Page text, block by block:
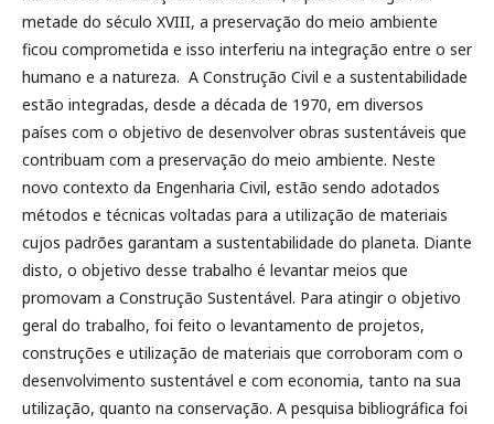
metade do século XVIII, a preservação do meio ambiente
ficou comprometida e isso interferiu na integração entre o ser
humano e a natureza. A Construção Civil e a sustentabilidade
estão integradas, desde a década de 1970, em diversos
países com o objetivo de desenvolver obras sustentáveis que
contribuam com a preservação do meio ambiente. Neste
novo contexto da Engenharia Civil, estão sendo adotados
métodos e técnicas voltadas para a utilização de materiais
cujos padrões garantam a sustentabilidade do planeta. Diante
disto, o objetivo desse trabalho é levantar meios que
promovam a Construção Sustentável. Para atingir o objetivo
geral do trabalho, foi feito o levantamento de projetos,
construções e utilização de materiais que corroboram com o
desenvolvimento sustentável e com economia, tanto na sua
utilização, quanto na conservação. A pesquisa bibliográfica foi